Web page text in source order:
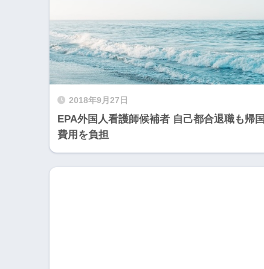
2018年9月27日
EPA外国人看護師候補者 自己都合退職も帰国
費用を負担